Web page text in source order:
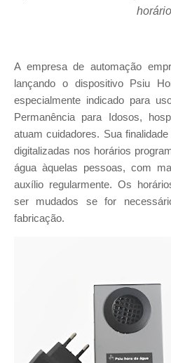
A empresa de automação
lançando o dispositivo Psiu
especialmente indicado para
Permanência para Idosos,
atuam cuidadores. Sua
digitalizadas nos horários
água àquelas pessoas, com
auxílio regularmente. Os
ser mudados se for
fabricação.